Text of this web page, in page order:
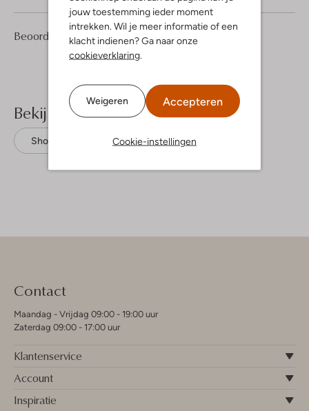
jouw toestemming ieder moment
intrekken. Wil je meer informatie of een
klacht indienen? Ga naar onze
cookieverklaring
Weigeren Accepteren
Cookie-instellingen
Beoordelingen (2) 4
2
4
Sterren
Bekijk meer
Shorts Ibana Leer
Contact
Maandag - Vrijdag 09:00 - 19:00 uur
Zaterdag 09:00 - 17:00 uur
Klantenservice
Account
Inspiratie